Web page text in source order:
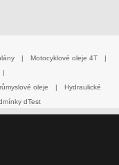
| Motocyklové oleje 4T
|
|
oleje |
Hydraulické
dTest